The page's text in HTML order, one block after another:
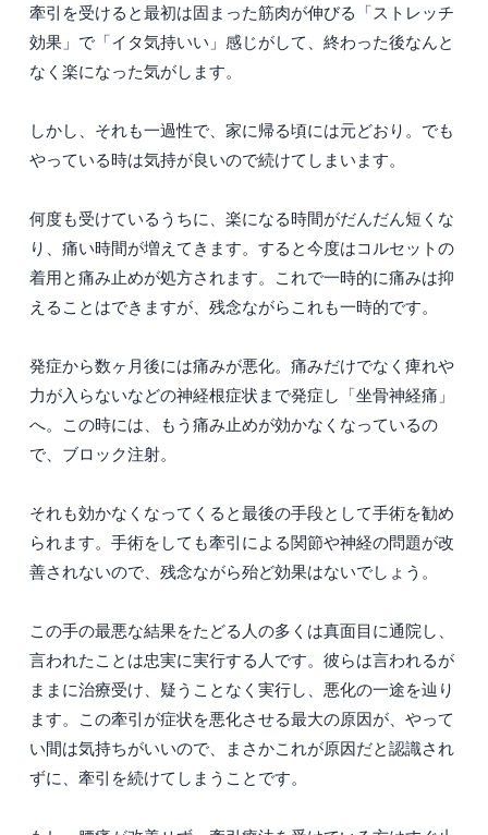
牽引を受けると最初は固まった筋肉が伸びる「ストレッチ
効果」で「イタ気持いい」感じがして、終わった後なんと
なく楽になった気がします。
しかし、それも一過性で、家に帰る頃には元どおり。でも
やっている時は気持が良いので続けてしまいます。
何度も受けているうちに、楽になる時間がだんだん短くな
り、痛い時間が増えてきます。すると今度はコルセットの
着用と痛み止めが処方されます。これで一時的に痛みは抑
えることはできますが、残念ながらこれも一時的です。
発症から数ヶ月後には痛みが悪化。痛みだけでなく痺れや
力が入らないなどの神経根症状まで発症し「坐骨神経痛」
へ。この時には、もう痛み止めが効かなくなっているの
で、ブロック注射。
それも効かなくなってくると最後の手段として手術を勧め
られます。手術をしても牽引による関節や神経の問題が改
善されないので、残念ながら殆ど効果はないでしょう。
この手の最悪な結果をたどる人の多くは真面目に通院し、
言われたことは忠実に実行する人です。彼らは言われるが
ままに治療受け、疑うことなく実行し、悪化の一途を辿り
ます。この牽引が症状を悪化させる最大の原因が、やって
い間は気持ちがいいので、まさかこれが原因だと認識され
ずに、牽引を続けてしまうことです。